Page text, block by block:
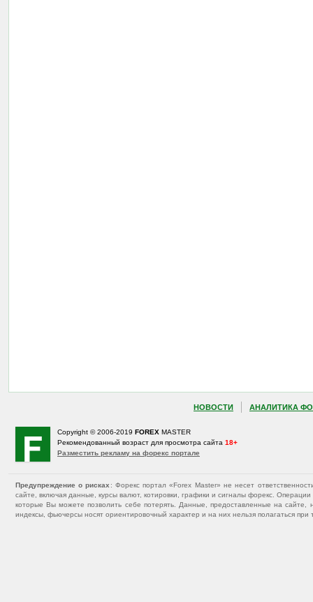
НОВОСТИ АНАЛИТИКА
Copyright © 2006-2019 FOREX MASTER
Рекомендованный возраст для просмотра сайта 18+
Разместить рекламу на форекс портале
Предупреждение о рисках : Форекс портал «Forex Master» не несет
сайте, включая данные, курсы валют, котировки, графики и сигналы форекс.
которые Вы можете позволить себе потерять. Данные, предоставленные на
индексы, фьючерсы носят ориентировочный характер и на них нельзя полагаться при